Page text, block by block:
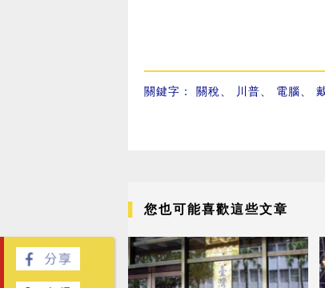
關鍵字： 關稅 川普 電腦
您也可能喜歡這些文章